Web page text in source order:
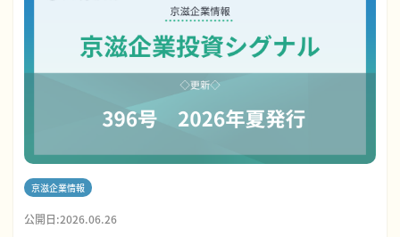
京滋企業情報
公開日:2026.06.26